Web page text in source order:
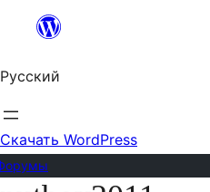
Перейти
содержимому
Русский
Скачать WordPress